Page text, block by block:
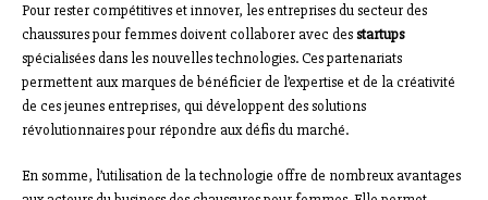
Pour rester compétitives et innover, les entreprises du secteur des
chaussures pour femmes doivent collaborer avec desstartups
spécialisées dans les nouvelles technologies. Ces partenariats
permettent aux marques de bénéficier de l’expertise et de la créativité
de ces jeunes entreprises, qui développent des solutions
révolutionnaires pour répondre aux défis du marché.
En somme, l’utilisation de la technologie offre de nombreux avantages